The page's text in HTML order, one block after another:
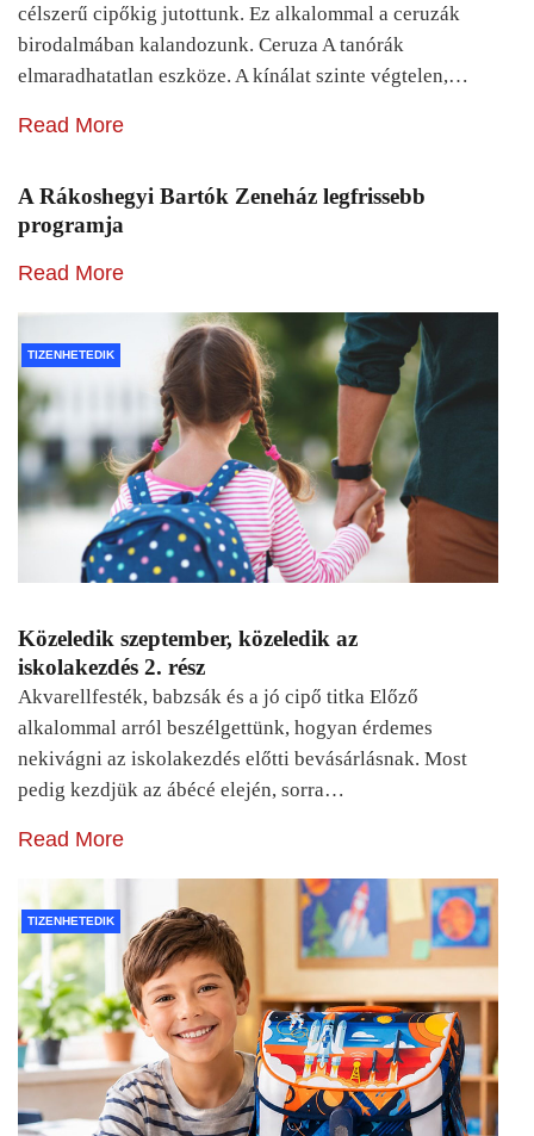
célszerű cipőkig jutottunk. Ez alkalommal a ceruzák
birodalmában kalandozunk. Ceruza A tanórák
elmaradhatatlan eszköze. A kínálat szinte végtelen,…
Read More
A Rákoshegyi Bartók Zeneház legfrissebb
programja
Read More
TIZENHETEDIK
Közeledik szeptember, közeledik az
iskolakezdés 2. rész
Akvarellfesték, babzsák és a jó cipő titka Előző
alkalommal arról beszélgettünk, hogyan érdemes
nekivágni az iskolakezdés előtti bevásárlásnak. Most
pedig kezdjük az ábécé elején, sorra…
Read More
TIZENHETEDIK